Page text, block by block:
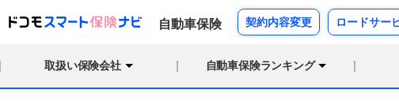
自動車保険 契約内容変更 ロードサー
取扱い保険会社 自動車保険ランキング